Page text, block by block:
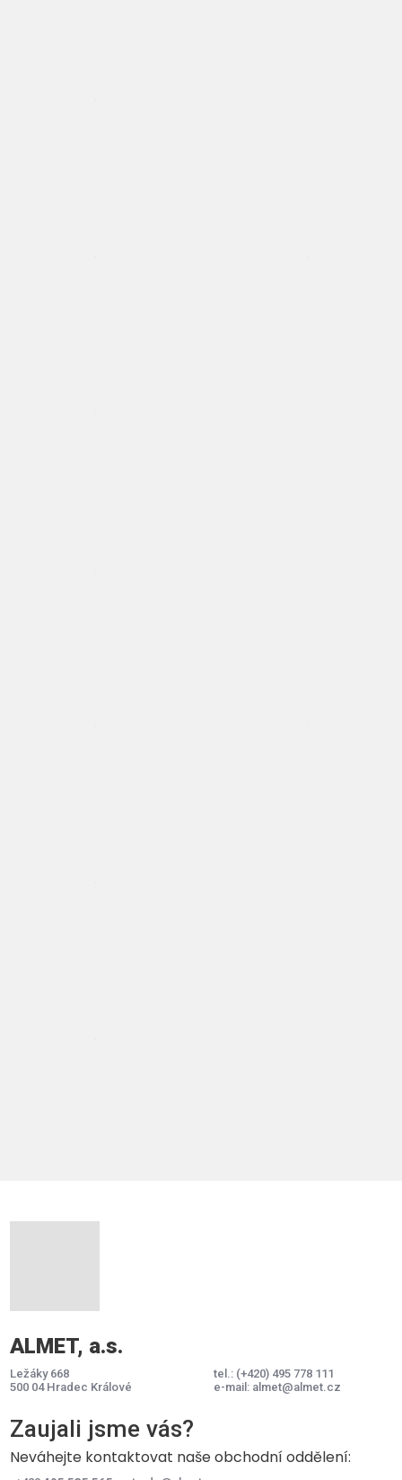
ALMET, a.s.
Ležáky 668
500 04 Hradec Králové
tel.: (+420) 495 778 111
e-mail: almet@almet.cz
Zaujali jsme vás?
Neváhejte kontaktovat naše obchodní oddělení: